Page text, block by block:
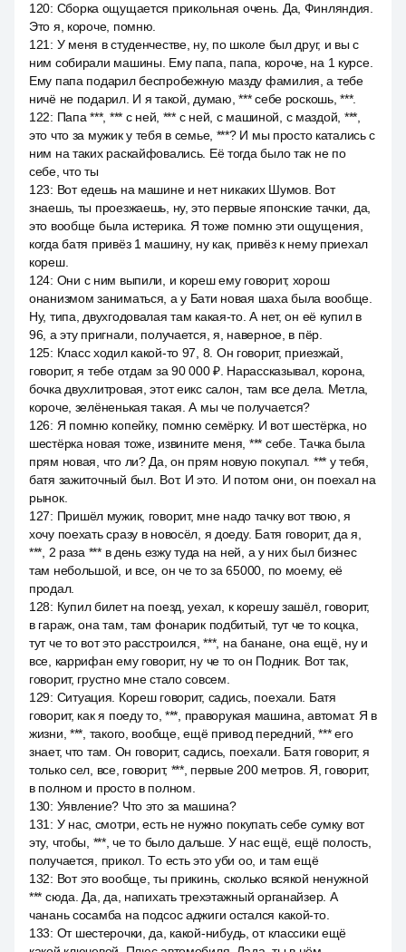
120: Сборка ощущается прикольная очень. Да, Финляндия.
Это я, короче, помню.
121 : У меня в студенчестве, ну, по школе был друг, и вы с
ним собирали машины. Ему папа, папа, короче, на 1 курсе.
Ему папа подарил беспробежную мазду фамилия, а тебе
ничё не подарил. И я такой, думаю, *** себе роскошь, ***.
122: Папа ***, *** с ней, *** с ней, с машиной, с маздой, ***,
это что за мужик у тебя в семье, ***? И мы просто катались с
ним на таких раскайфовались. Её тогда было так не по
себе, что ты
123: Вот едешь на машине и нет никаких Шумов. Вот
знаешь, ты проезжаешь, ну, это первые японские тачки, да,
это вообще была истерика. Я тоже помню эти ощущения,
когда батя привёз 1 машину, ну как, привёз к нему приехал
кореш.
124: Они с ним выпили, и кореш ему говорит, хорош
онанизмом заниматься, а у Бати новая шаха была вообще.
Ну, типа, двухгодовалая там какая-то. А нет, он её купил в
96, а эту пригнали, получается, я, наверное, в пёр.
125: Класс ходил какой-то 97, 8. Он говорит, приезжай,
говорит, я тебе отдам за 90 000 ₽. Нарассказывал, корона,
бочка двухлитровая, этот еикс салон, там все дела. Метла,
короче, зелёненькая такая. А мы че получается?
126: Я помню копейку, помню семёрку. И вот шестёрка, но
шестёрка новая тоже, извините меня, *** себе. Тачка была
прям новая, что ли? Да, он прям новую покупал. *** у тебя,
батя зажиточный был. Вот. И это. И потом они, он поехал на
рынок.
127: Пришёл мужик, говорит, мне надо тачку вот твою, я
хочу поехать сразу в новосёл, я доеду. Батя говорит, да я,
***, 2 раза *** в день езжу туда на ней, а у них был бизнес
там небольшой, и все, он че то за 65000, по моему, её
продал.
128: Купил билет на поезд, уехал, к корешу зашёл, говорит,
в гараж, она там, там фонарик подбитый, тут че то коцка,
тут че то вот это расстроился, ***, на банане, она ещё, ну и
все, каррифан ему говорит, ну че то он Подник. Вот так,
говорит, грустно мне стало совсем.
129: Ситуация. Кореш говорит, садись, поехали. Батя
говорит, как я поеду то, ***, праворукая машина, автомат. Я в
жизни, ***, такого, вообще, ещё привод передний, *** его
знает, что там. Он говорит, садись, поехали. Батя говорит, я
только сел, все, говорит, ***, первые 200 метров. Я, говорит,
в полном и просто в полном.
130: Уявление? Что это за машина?
131 : У нас, смотри, есть не нужно покупать себе сумку вот
эту, чтобы, ***, че то было дальше. У нас ещё, ещё полость,
получается, прикол. То есть это уби оо, и там ещё
132: Вот это вообще, ты прикинь, сколько всякой ненужной
*** сюда. Да, да, напихать трехэтажный органайзер. А
чанань сосамба на подсос аджиги остался какой-то.
133: От шестерочки, да, какой-нибудь, от классики ещё